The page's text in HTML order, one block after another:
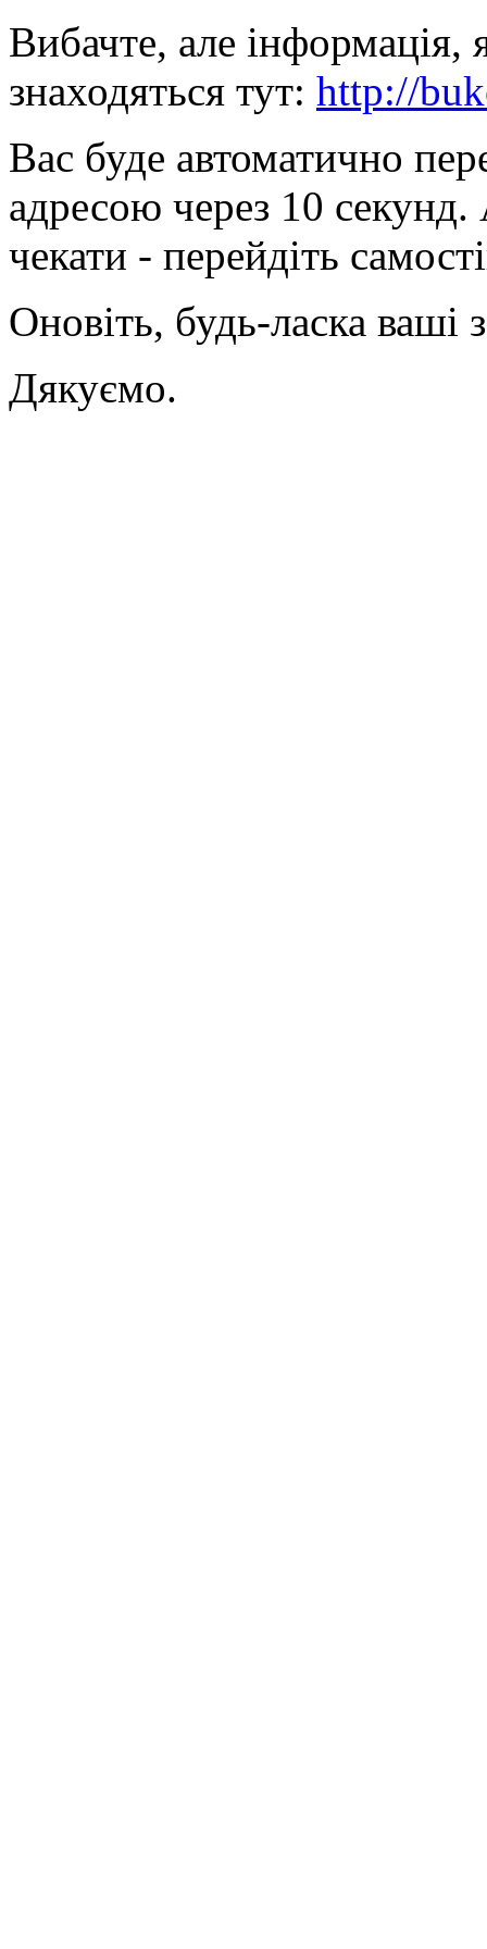
Вибачте, але
знаходяться тут: http://
Вас буде автоматично
адресою через 10
чекати - перейдіть
Оновіть, будь-ласка ваші
Дякуємо.